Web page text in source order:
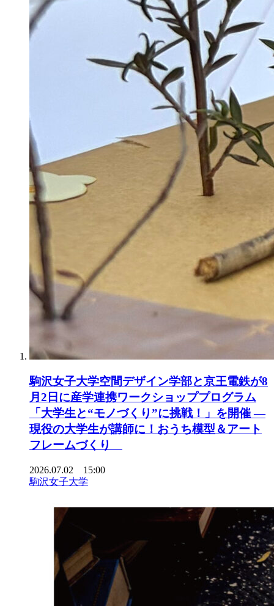
駒沢女子大学空間デザイン学部と京王電鉄が8
月2日に産学連携ワークショッププログラム
「大学生と“モノづくり”に挑戦！」を開催 ―
現役の大学生が講師に！おうち模型＆アート
フレームづくり
2026.07.02 15:00
駒沢女子大学